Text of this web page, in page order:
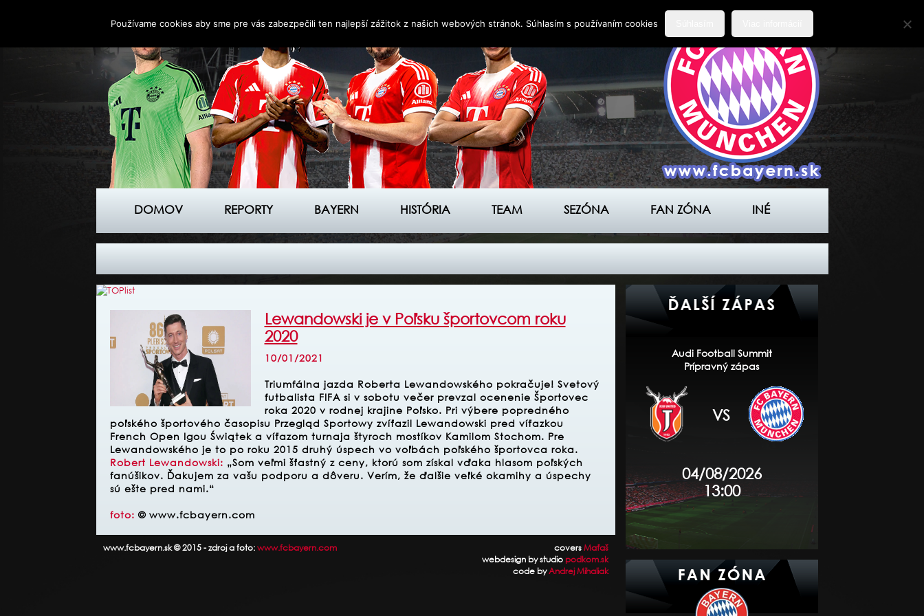
DOMOV REPORTY BAYERN HISTÓRIA TEAM SEZÓNA FAN ZÓNA INÉ
Lewandowski je v Poľsku športovcom roku
2020
10/01/2021
Triumfálna jazda Roberta Lewandowského pokračuje! Svetový
futbalista FIFA si v sobotu večer prevzal ocenenie Športovec
roka 2020 v rodnej krajine Poľsko. Pri výbere popredného
poľského športového časopisu Przegląd Sportowy zvíťazil Lewandowski pred víťazkou
French Open Igou Świątek a víťazom turnaja štyroch mostíkov Kamilom Stochom. Pre
Lewandowského je to po roku 2015 druhý úspech vo voľbách poľského športovca roka.
Robert Lewandowski: „Som veľmi šťastný z ceny, ktorú som získal vďaka hlasom poľských
fanúšikov. Ďakujem za vašu podporu a dôveru. Verím, že ďalšie veľké okamihy a úspechy
sú ešte pred nami.“
foto: © www.fcbayern.com
www.fcbayern.sk © 2015 - zdroj a foto:www.fcbayern.com coversMaťaš
webdesign by studio podkom.sk
code byAndrej Mihaliak
Audi Football Summit
Prípravný zápas
VS
04/08/2026
13:00
Používame cookies aby sme pre vás zabezpečili ten najlepší zážitok z našich webových stránok. Súhlasím s používaním cookies